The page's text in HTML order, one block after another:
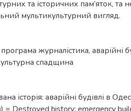
та історичних пам’яток, та
мультикультурний вигляд.
програма журналістика, аварійні
спадщина
історія: аварійні будівлі в